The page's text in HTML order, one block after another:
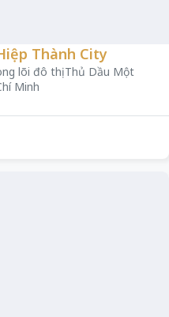
Thành City
lõi đô thị Thủ Dầu Một
Minh